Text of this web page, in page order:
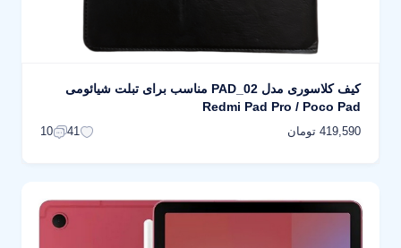
کیف کلاسوری مدل PAD_02 مناسب برای تبلت شیائومی
Redmi Pad Pro / Poco Pad
419,590 تومان 41
10